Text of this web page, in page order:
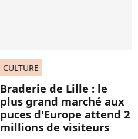
CULTURE
Braderie de Lille : le
plus grand marché aux
puces d'Europe attend 2
millions de visiteurs